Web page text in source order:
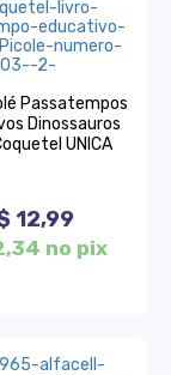
Passatempos
Dinossauros
UNICA
12,99
no pix